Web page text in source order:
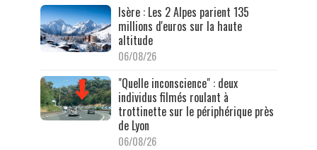
Isère : Les 2 Alpes parient 135
millions d'euros sur la haute
altitude
06/08/26
"Quelle inconscience" : deux
individus filmés roulant à
trottinette sur le périphérique près
de Lyon
06/08/26